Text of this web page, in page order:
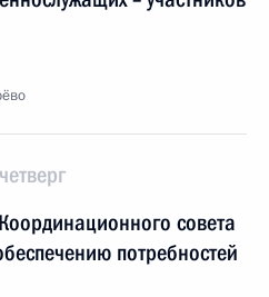
совета
потребностей